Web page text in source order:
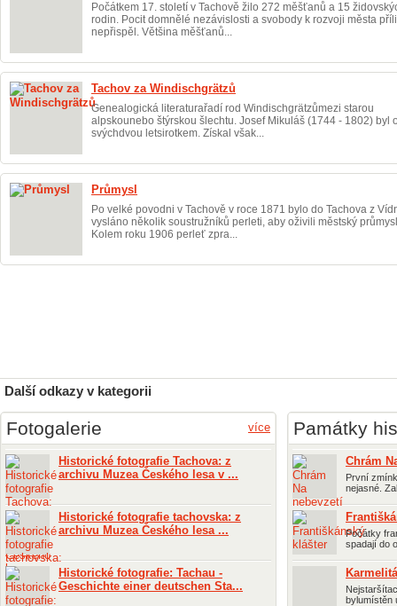
Počátkem 17. století v Tachově žilo 272 měšťanů a 15
rodin. Pocit domnělé nezávislosti a svobody k rozvoji města
nepřispěl. Většina měšťanů...
Tachov za Windischgrätzů
Genealogická literaturařadí rod Windischgrätzůmezi starou
alpskounebo štýrskou šlechtu. Josef Mikuláš (1744 - 1802) byl
svýchdvou letsirotkem. Získal však...
Průmysl
Po velké povodni v Tachově v roce 1871 bylo do Tachova z
vysláno několik soustružníků perleti, aby oživili městský
Kolem roku 1906 perleť zpra...
Další odkazy v kategorii
Fotogalerie více
Historické fotografie Tachova: z
archivu Muzea Českého lesa v ...
Historické fotografie tachovska: z
archivu Muzea Českého lesa ...
Historické fotografie: Tachau -
Geschichte einer deutschen Sta...
Památky
Chrám
První
nejasné.
Počátky
spadají do
bylumístěn